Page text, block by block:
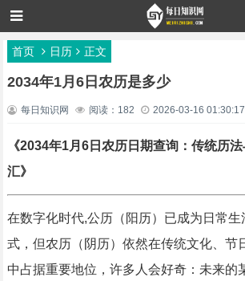
首页 日历 正文
2034年1月6日农历是多少
每日知识网 阅读：182 2026-03-16 01:30:17
《2034年1月6日农历日期查询：传统历
汇》
在数字化时代,公历（阳历）已成为日常
式，但农历（阴历）依然在传统文化、节
中占据重要地位，许多人会好奇：未来的